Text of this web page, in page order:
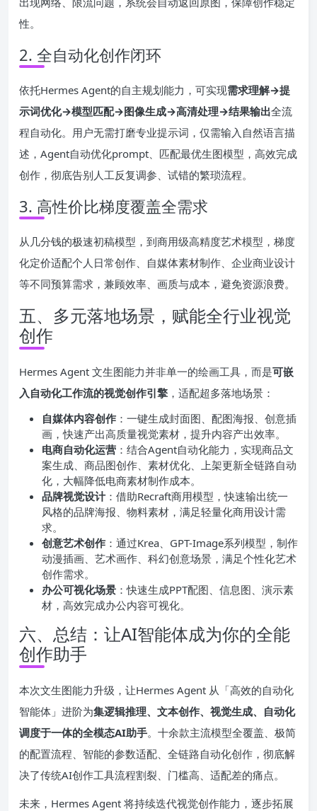
性。
2. 全自动化创作闭环
依托Hermes Agent的自主规划能力，可实现需求理解→提
示词优化→模型匹配→图像生成→高清处理→结果输出全流
程自动化。用户无需打磨专业提示词，仅需输入自然语言描
述，Agent自动优化prompt、匹配最优生图模型，高效完成
创作，彻底告别人工反复调参、试错的繁琐流程。
3. 高性价比梯度覆盖全需求
从几分钱的极速初稿模型，到商用级高精度艺术模型，梯度
化定价适配个人日常创作、自媒体素材制作、企业商业设计
等不同预算需求，兼顾效率、画质与成本，避免资源浪费。
五、多元落地场景，赋能全行业视觉
创作
Hermes Agent 文生图能力并非单一的绘画工具，而是可嵌
入自动化工作流的视觉创作引擎 ，适配超多落地场景：
自媒体内容创作 ：一键生成封面图、配图海报、创意插
画，快速产出高质量视觉素材，提升内容产出效率。
电商自动化运营 ：结合Agent自动化能力，实现商品文
案生成、商品图创作、素材优化、上架更新全链路自动
化，大幅降低电商素材制作成本。
品牌视觉设计：借助Recraft商用模型，快速输出统一
风格的品牌海报、物料素材，满足轻量化商用设计需
求。
创意艺术创作 ：通过Krea、GPT-Image系列模型，制作
动漫插画、艺术画作、科幻创意场景，满足个性化艺术
创作需求。
办公可视化场景 ：快速生成PPT配图、信息图、演示素
材，高效完成办公内容可视化。
六、总结：让AI智能体成为你的全能
创作助手
本次文生图能力升级，让Hermes Agent 从「高效的自动化
智能体」进阶为集逻辑推理、文本创作、视觉生成、自动化
调度于一体的全模态AI助手。十余款主流模型全覆盖、极简
的配置流程、智能的参数适配、全链路自动化创作，彻底解
决了传统AI创作工具流程割裂、门槛高、适配差的痛点。
未来，Hermes Agent 将持续迭代视觉创作能力，逐步拓展